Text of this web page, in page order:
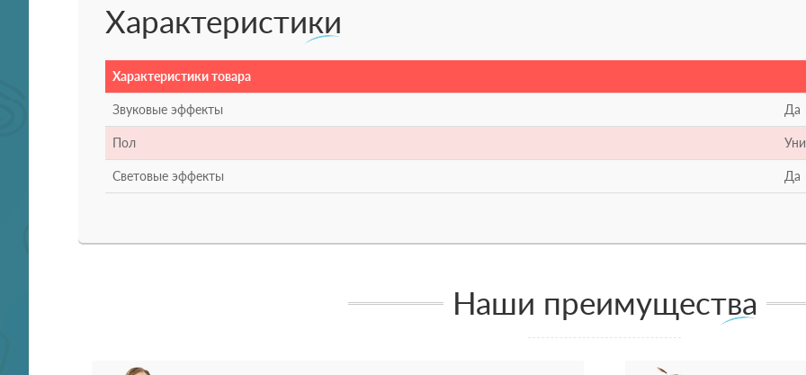
Характеристики
Характеристики товара
Звуковые эффекты Да
Пол
Световые эффекты Да
Наши преимущества